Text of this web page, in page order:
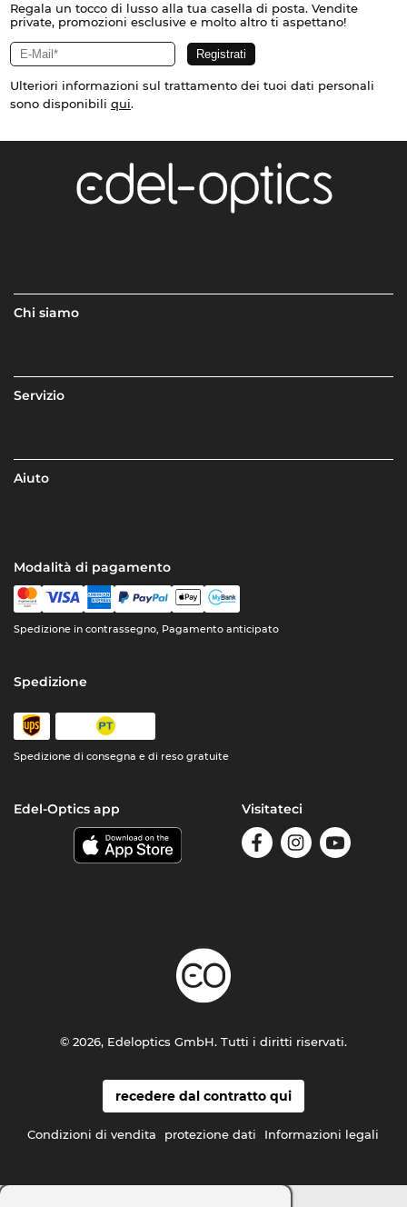
Regala un tocco di lusso alla tua casella di posta. Vendite
private, promozioni esclusive e molto altro ti aspettano!
Ulteriori informazioni sul trattamento dei tuoi dati personali
sono disponibili qui.
Chi siamo
Servizio
Aiuto
Modalità di pagamento
Spedizione in contrassegno, Pagamento anticipato
Spedizione
Spedizione di consegna e di reso gratuite
Edel-Optics app Visitateci
recedere dal contratto qui
Condizioni di vendita protezione dati Informazioni legali
© 2026, Edeloptics GmbH. Tutti i diritti riservati.